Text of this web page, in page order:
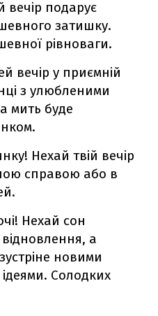
вечір подарує
затишку.
рівноваги.
вечір у приємній
з улюбленими
мить буде
Нехай твій вечір
справою або в
Нехай сон
а
новими
Солодких